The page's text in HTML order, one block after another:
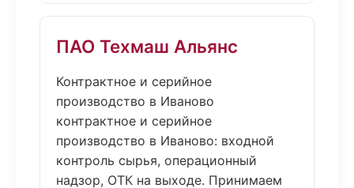
ПАО Техмаш Альянс
Контрактное и серийное
производство в Иваново
контрактное и серийное
производство в Иваново: входной
контроль сырья, операционный
надзор, ОТК на выходе. Принимаем